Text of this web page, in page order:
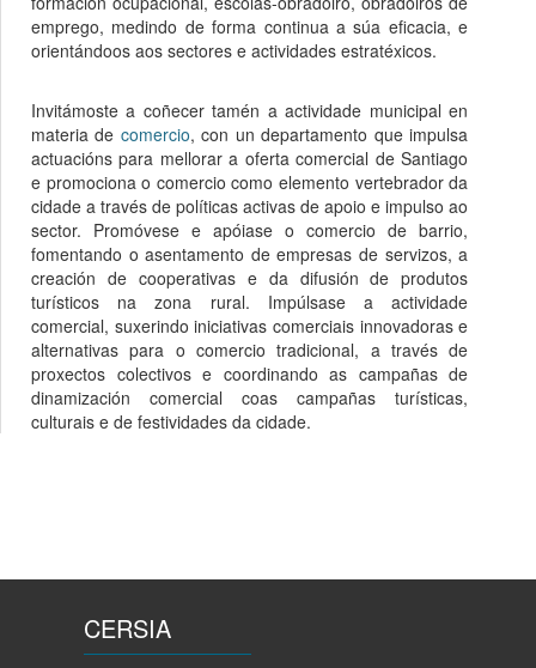
emprego, medindo de forma continua a súa eficacia, e
orientándoos aos sectores e actividades estratéxicos.
Invitámoste a coñecer tamén a actividade municipal en
materia de comercio, con un departamento que impulsa
actuacións para mellorar a oferta comercial de Santiago
e promociona o comercio como elemento vertebrador da
cidade a través de políticas activas de apoio e impulso ao
sector. Promóvese e apóiase o comercio de barrio,
fomentando o asentamento de empresas de servizos, a
creación de cooperativas e da difusión de produtos
turísticos na zona rural. Impúlsase a actividade
comercial, suxerindo iniciativas comerciais innovadoras e
alternativas para o comercio tradicional, a través de
proxectos colectivos e coordinando as campañas de
dinamización comercial coas campañas turísticas,
culturais e de festividades da cidade.
CERSIA